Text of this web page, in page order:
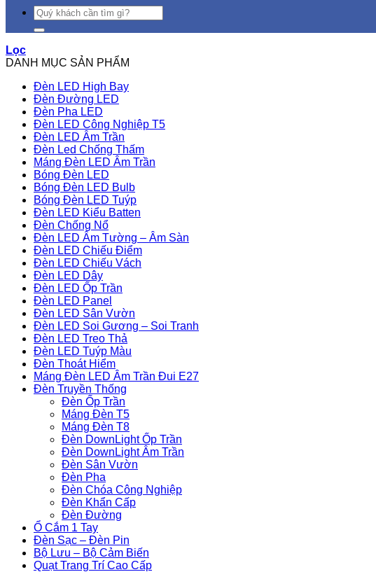
Tìm
kiếm:
Lọc
DANH MỤC SẢN PHẨM
Đèn LED High Bay
Đèn Đường LED
Đèn Pha LED
Đèn LED Công Nghiệp T5
Đèn LED Âm Trần
Đèn Led Chống Thấm
Máng Đèn LED Âm Trần
Bóng Đèn LED
Bóng Đèn LED Bulb
Bóng Đèn LED Tuýp
Đèn LED Kiểu Batten
Đèn Chống Nổ
Đèn LED Âm Tường – Âm Sàn
Đèn LED Chiếu Điểm
Đèn LED Chiếu Vách
Đèn LED Dây
Đèn LED Ốp Trần
Đèn LED Panel
Đèn LED Sân Vườn
Đèn LED Soi Gương – Soi Tranh
Đèn LED Treo Thả
Đèn LED Tuýp Màu
Đèn Thoát Hiểm
Máng Đèn LED Âm Trần Đui E27
Đèn Truyền Thống
Đèn Ốp Trần
Máng Đèn T5
Máng Đèn T8
Đèn DownLight Ốp Trần
Đèn DownLight Âm Trần
Đèn Sân Vườn
Đèn Pha
Đèn Chóa Công Nghiệp
Đèn Khẩn Cấp
Đèn Đường
Ổ Cắm 1 Tay
Đèn Sạc – Đèn Pin
Bộ Lưu – Bộ Cảm Biến
Quạt Trang Trí Cao Cấp